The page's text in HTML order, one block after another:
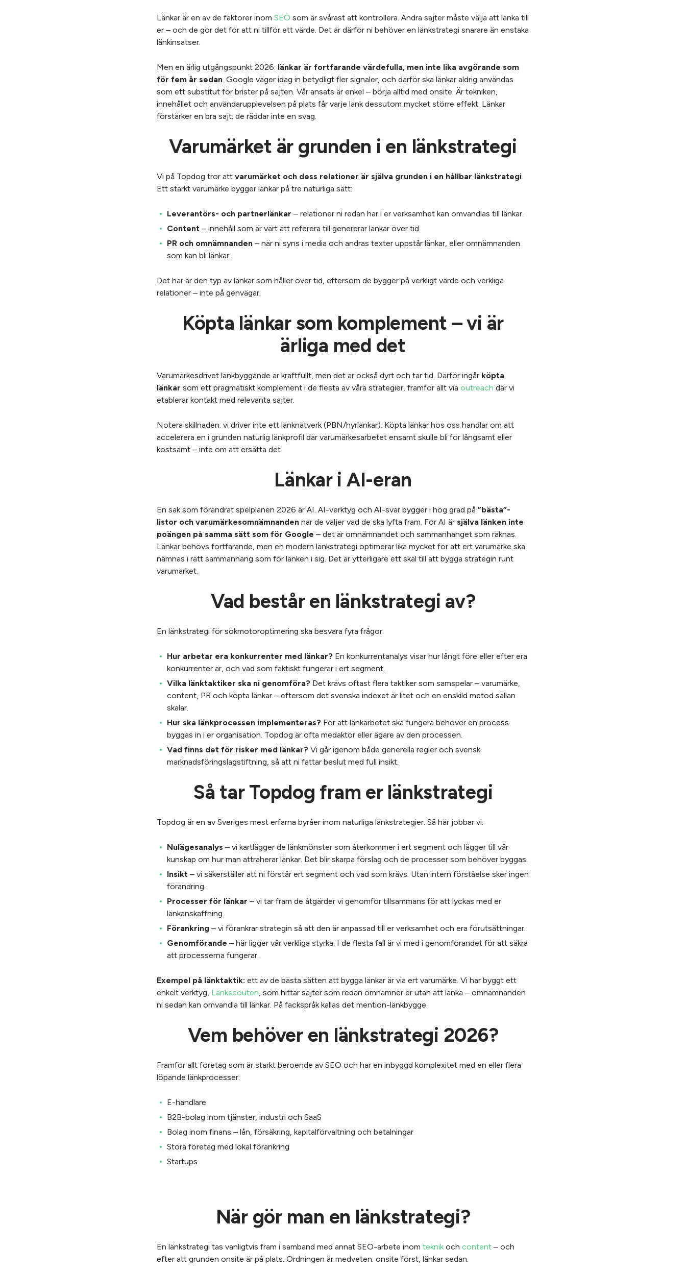
Länkar är en av de faktorer inom SEO som är svårast att kontrollera. Andra sajter måste välja att länka till
er – och de gör det för att ni tillför ett värde. Det är därför ni behöver en länkstrategi snarare än enstaka
länkinsatser.
Men en ärlig utgångspunkt 2026: länkar är fortfarande värdefulla, men inte lika avgörande som
för fem år sedan. Google väger idag in betydligt fler signaler, och därför ska länkar aldrig användas
som ett substitut för brister på sajten. Vår ansats är enkel – börja alltid med onsite. Är tekniken,
innehållet och användarupplevelsen på plats får varje länk dessutom mycket större effekt. Länkar
förstärker en bra sajt; de räddar inte en svag.
Varumärket är grunden i en länkstrategi
Vi på Topdog tror att varumärket och dess relationer är själva grunden i en hållbar länkstrategi.
Ett starkt varumärke bygger länkar på tre naturliga sätt:
Leverantörs- och partnerlänkar – relationer ni redan har i er verksamhet kan omvandlas till länkar.
Content – innehåll som är värt att referera till genererar länkar över tid.
PR och omnämnanden – när ni syns i media och andras texter uppstår länkar, eller omnämnanden
som kan bli länkar.
Det här är den typ av länkar som håller över tid, eftersom de bygger på verkligt värde och verkliga
relationer – inte på genvägar.
Köpta länkar som komplement – vi är
ärliga med det
Varumärkesdrivet länkbyggande är kraftfullt, men det är också dyrt och tar tid. Därför ingår köpta
länkar som ett pragmatiskt komplement i de flesta av våra strategier, framför allt via outreach där vi
etablerar kontakt med relevanta sajter.
Notera skillnaden: vi driver inte ett länknätverk (PBN/hyrlänkar). Köpta länkar hos oss handlar om att
accelerera en i grunden naturlig länkprofil där varumärkesarbetet ensamt skulle bli för långsamt eller
kostsamt – inte om att ersätta det.
Länkar i AI-eran
En sak som förändrat spelplanen 2026 är AI. AI-verktyg och AI-svar bygger i hög grad på ”bästa”-
listor och varumärkesomnämnanden när de väljer vad de ska lyfta fram. För AI är själva länken inte
poängen på samma sätt som för Google – det är omnämnandet och sammanhanget som räknas.
Länkar behövs fortfarande, men en modern länkstrategi optimerar lika mycket för att ert varumärke ska
nämnas i rätt sammanhang som för länken i sig. Det är ytterligare ett skäl till att bygga strategin runt
varumärket.
Vad består en länkstrategi av?
En länkstrategi för sökmotoroptimering ska besvara fyra frågor:
Hur arbetar era konkurrenter med länkar? En konkurrentanalys visar hur långt före eller efter era
konkurrenter är, och vad som faktiskt fungerar i ert segment.
Vilka länktaktiker ska ni genomföra? Det krävs oftast flera taktiker som samspelar – varumärke,
content, PR och köpta länkar – eftersom det svenska indexet är litet och en enskild metod sällan
skalar.
Hur ska länkprocessen implementeras? För att länkarbetet ska fungera behöver en process
byggas in i er organisation. Topdog är ofta medaktör eller ägare av den processen.
Vad finns det för risker med länkar? Vi går igenom både generella regler och svensk
marknadsföringslagstiftning, så att ni fattar beslut med full insikt.
Så tar Topdog fram er länkstrategi
Topdog är en av Sveriges mest erfarna byråer inom naturliga länkstrategier. Så här jobbar vi:
Nulägesanalys – vi kartlägger de länkmönster som återkommer i ert segment och lägger till vår
kunskap om hur man attraherar länkar. Det blir skarpa förslag och de processer som behöver byggas.
Insikt – vi säkerställer att ni förstår ert segment och vad som krävs. Utan intern förståelse sker ingen
förändring.
Processer för länkar – vi tar fram de åtgärder vi genomför tillsammans för att lyckas med er
länkanskaffning.
Förankring – vi förankrar strategin så att den är anpassad till er verksamhet och era förutsättningar.
Genomförande – här ligger vår verkliga styrka. I de flesta fall är vi med i genomförandet för att säkra
att processerna fungerar.
Exempel på länktaktik: ett av de bästa sätten att bygga länkar är via ert varumärke. Vi har byggt ett
enkelt verktyg, Länkscouten, som hittar sajter som redan omnämner er utan att länka – omnämnanden
ni sedan kan omvandla till länkar. På fackspråk kallas det mention-länkbygge.
Vem behöver en länkstrategi 2026?
Framför allt företag som är starkt beroende av SEO och har en inbyggd komplexitet med en eller flera
löpande länkprocesser:
E-handlare
B2B-bolag inom tjänster, industri och SaaS
Bolag inom finans – lån, försäkring, kapitalförvaltning och betalningar
Stora företag med lokal förankring
Startups
När gör man en länkstrategi?
En länkstrategi tas vanligtvis fram i samband med annat SEO-arbete inom teknik och content – och
efter att grunden onsite är på plats. Ordningen är medveten: onsite först, länkar sedan.